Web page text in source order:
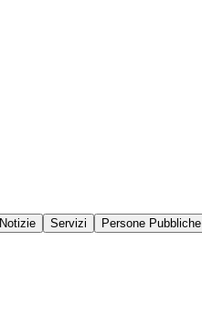
Notizie Servizi Persone Pubbliche